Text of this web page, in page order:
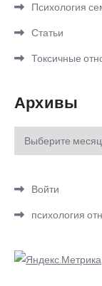
Психология
Статьи
Токсичные
Архивы
Архивы
Войти
психология